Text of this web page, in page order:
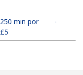
250 min por
⁦£5⁩
-